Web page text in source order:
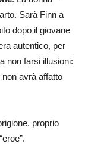
Sarà Finn a
dopo il giovane
autentico, per
non farsi illusioni:
avrà affatto
proprio